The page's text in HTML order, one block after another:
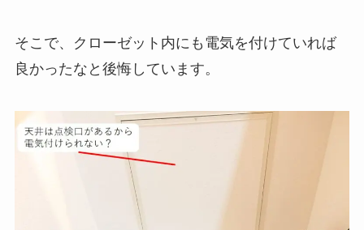
そこで、クローゼット内にも電気を付けていれば
良かったなと後悔しています。